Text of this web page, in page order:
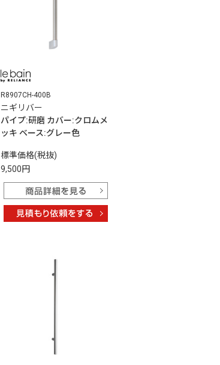
R8907CH-400B
ニギリバー
パイプ:研磨 カバー:クロムメ
ッキ ベース:グレー色
標準価格(税抜)
9,500円